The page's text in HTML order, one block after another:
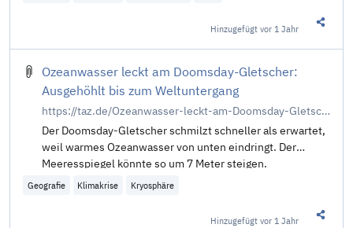
Hinzugefügtvor 1 Jahr
Ozeanwasser leckt am Doomsday-Gletscher:
Ausgehöhlt bis zum Weltuntergang
https://taz.de/Ozeanwasser-leckt-am-Doomsday-Gletscher/!6012964/
Der Doomsday-Gletscher schmilzt schneller als erwartet,
weil warmes Ozeanwasser von unten eindringt. Der
Meeresspiegel könnte so um 7 Meter steigen.
Geografie Klimakrise Kryosphäre
Hinzugefügtvor 1 Jahr